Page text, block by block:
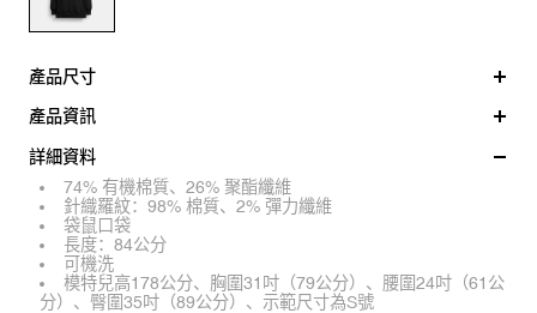
產品尺寸
產品資訊
詳細資料
74% 有機棉質、26% 聚酯纖維
針織羅紋：98% 棉質、2% 彈力纖維
袋鼠口袋
長度：84公分
可機洗
模特兒高178公分、胸圍31吋（79公分）、腰圍24吋（61公
分）、臀圍35吋（89公分）、示範尺寸為S號